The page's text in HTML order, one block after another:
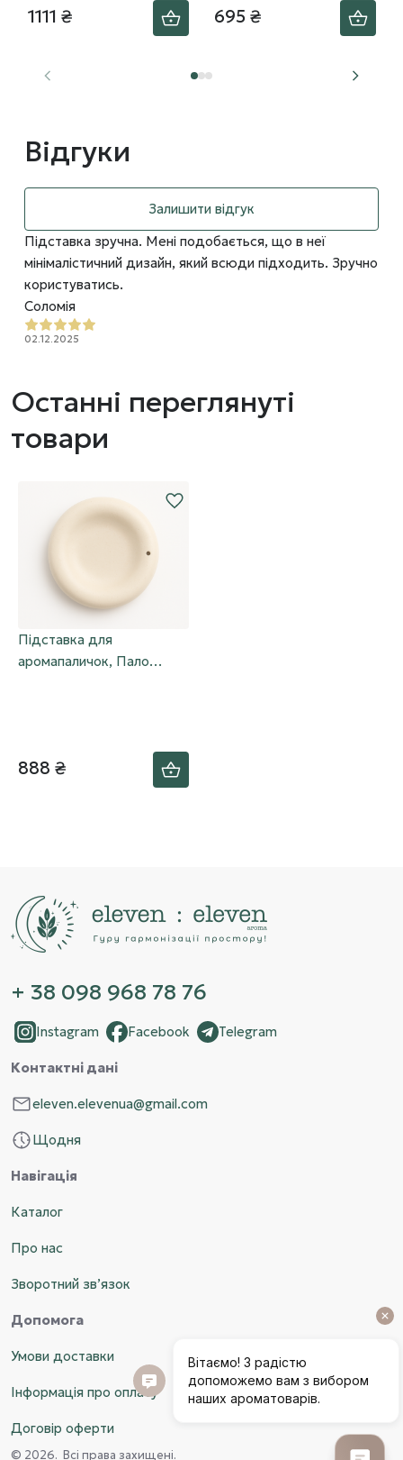
1111 ₴ 695 ₴
Відгуки
Залишити відгук
Підставка зручна. Мені подобається, що в неї
мінімалістичний дизайн, який всюди підходить. Зручно
користуватись.
Соломія
02.12.2025
Останні переглянуті
товари
Підставка для
аромапаличок, Пало
888 ₴
+ 38 098 968 78 76
Instagram Facebook Telegram
Контактні дані
eleven.elevenua@gmail.com
Щодня
Навігація
Каталог
Про нас
Зворотний зв’язок
Допомога
Умови доставки
Інформація про оплату
Договір оферти
© 2026. Всі права захищені.